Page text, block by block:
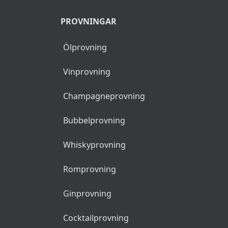
PROVNINGAR
Ölprovning
Vinprovning
Champagneprovning
Bubbelprovning
Whiskyprovning
Romprovning
Ginprovning
Cocktailprovning